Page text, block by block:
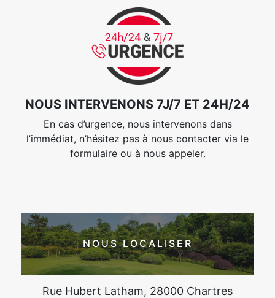
NOUS INTERVENONS 7J/7 ET 24H/24
En cas d’urgence, nous intervenons dans
l’immédiat, n’hésitez pas à nous contacter via le
formulaire ou à nous appeler.
NOUS LOCALISER
Rue Hubert Latham, 28000 Chartres